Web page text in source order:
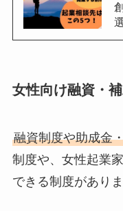
女性向け融資・
融資制度や助成金
制度や、女性起業
できる制度がありま